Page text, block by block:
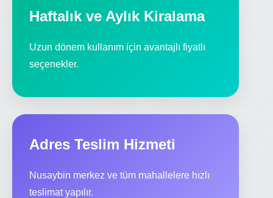
Haftalık ve Aylık Kiralama
Uzun dönem kullanım için avantajlı fiyatlı
seçenekler.
Adres Teslim Hizmeti
Nusaybin merkez ve tüm mahallelere hızlı
teslimat yapılır.